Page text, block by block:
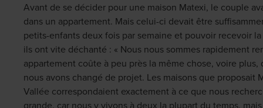
Avant de se décider pour une maison Matexi, le couple
dans un appartement. Mais celui-ci devait être
petits-enfants deux fois par semaine et pouvoir recevoir
ils ont vite déchanté : « Nous nous sommes rapidement
appartement coûte à peu près la même chose, voire plus,
nous avons changé de projet. Les maisons que proposait
Vallée correspondaient exactement à ce que nous